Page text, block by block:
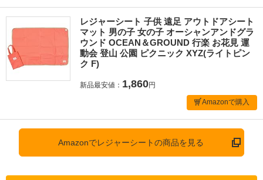
レジャーシート 子供 遠足 アウトドアシート
マット 男の子 女の子 オーシャンアンドグラ
ウンド OCEAN＆GROUND 行楽 お花見 運
動会 登山 公園 ピクニック XYZ(ライトピン
ク F)
新品最安値： 1,860円
Amazonで購入
Amazonでレジャーシートの商品を見る